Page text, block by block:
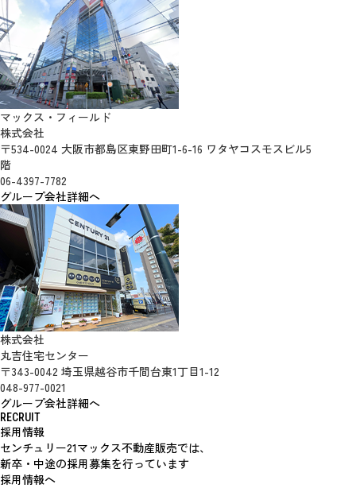
マックス・フィールド
株式会社
〒534-0024 大阪市都島区東野田町1-6-16 ワタヤコスモスビル5
階
06-4397-7782
グループ会社詳細へ
株式会社
丸吉住宅センター
〒343-0042 埼玉県越谷市千間台東1丁目1-12
048-977-0021
グループ会社詳細へ
RECRUIT
採用情報
センチュリー21マックス不動産販売では、
新卒・中途の採用募集を行っています
採用情報へ